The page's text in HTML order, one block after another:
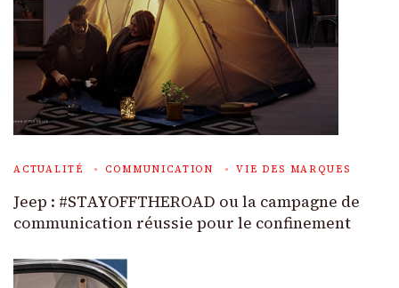
ACTUALITÉ COMMUNICATION VIE DES MARQUES
Jeep : #STAYOFFTHEROAD ou la campagne de
communication réussie pour le confinement